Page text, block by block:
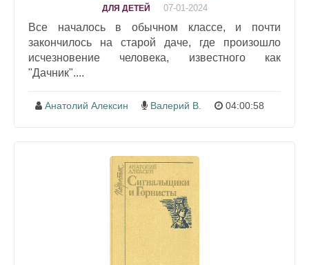
ДЛЯ ДЕТЕЙ 07-01-2024
Все началось в обычном классе, и почти
закончилось на старой даче, где произошло
исчезновение человека, известного как
"Дачник"....
Анатолий Алексин Валерий В. 04:00:58